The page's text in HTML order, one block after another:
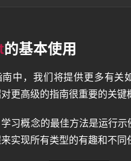
的基本使用
中，我们将提供更多有关
更高级的指南很重要的关键
习概念的最佳方法是运行
实现所有类型的有趣和不同